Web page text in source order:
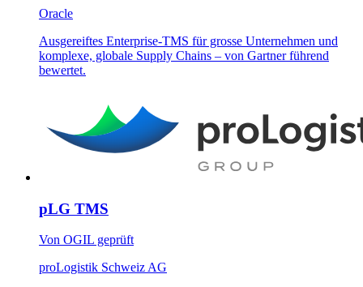
Oracle
Ausgereiftes Enterprise-TMS für grosse Unternehmen und
komplexe, globale Supply Chains – von Gartner führend
bewertet.
pLG TMS
Von OGIL geprüft
proLogistik Schweiz AG